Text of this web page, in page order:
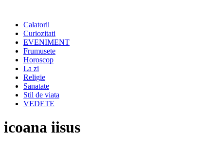
Calatorii
Curiozitati
EVENIMENT
Frumusete
Horoscop
La zi
Religie
Sanatate
Stil de viata
VEDETE
icoana iisus